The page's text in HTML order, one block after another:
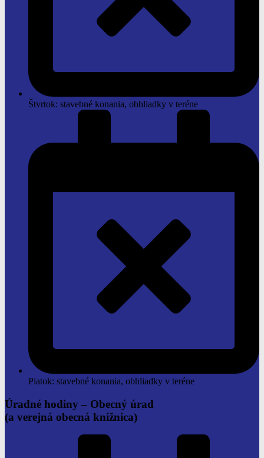
Štvrtok: stavebné konania, obhliadky v teréne
Piatok: stavebné konania, obhliadky v teréne
Úradné hodiny – Obecný úrad
(a verejná obecná knižnica)